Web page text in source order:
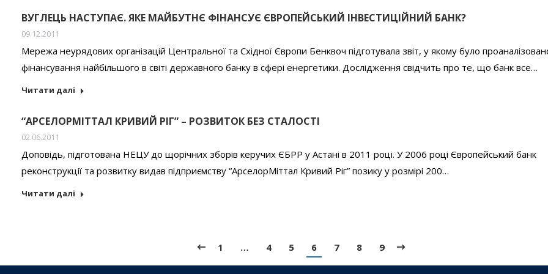
ВУГЛЕЦЬ НАСТУПАЄ. ЯКЕ МАЙБУТНЄ ФІНАНСУЄ ЄВРОПЕЙСЬКИЙ ІНВЕСТИЦІЙНИЙ БАНК?
09.12.2011
Мережа неурядових організацій Центральної та Східної Європи Бенквоч підготувала звіт, у якому було
фінансування найбільшого в світі державного банку в сфері енергетики. Дослідження свідчить про те, що банк все…
Читати далі
“АРСЕЛОРМІТТАЛ КРИВИЙ РІГ” – РОЗВИТОК БЕЗ СТАЛОСТІ
02.06.2011
Доповідь, підготована НЕЦУ до щорічних зборів керучих ЄБРР у Астані в 2011 році. У 2006 році Європейський банк
реконструкції та розвитку видав підприємству “АрселорМіттал Кривий Ріг” позику у розмірі 200…
Читати далі
1 … 4 5 6 7 8 9